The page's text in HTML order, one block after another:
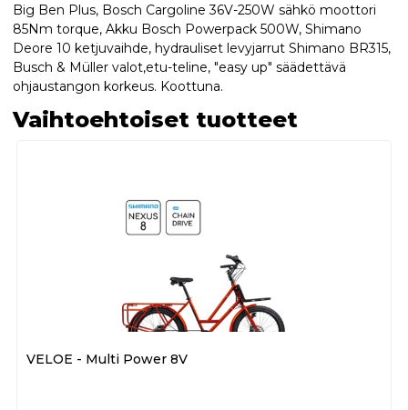
Big Ben Plus, Bosch Cargoline 36V-250W sähkö moottori
85Nm torque, Akku Bosch Powerpack 500W, Shimano
Deore 10 ketjuvaihde, hydrauliset levyjarrut Shimano BR315,
Busch & Müller valot,etu-teline, "easy up" säädettävä
ohjaustangon korkeus. Koottuna.
Vaihtoehtoiset tuotteet
VELOE - Multi Power 8V